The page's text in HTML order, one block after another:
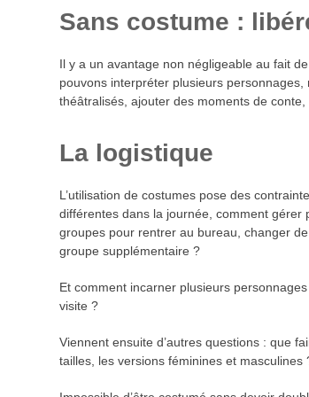
Sans costume :
Il y a un avantage non négligeable au fait
pouvons interpréter plusieurs
théâtralisés, ajouter des moments de conte,
La logistique
L’utilisation de costumes pose des
différentes dans la journée, comment
groupes pour rentrer au bureau, changer
groupe supplémentaire ?
Et comment incarner plusieurs
visite ?
Viennent ensuite d’autres questions : que
tailles, les versions féminines et masculines